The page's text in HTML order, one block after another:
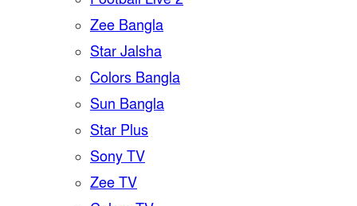
Zee Bangla
Star Jalsha
Colors Bangla
Sun Bangla
Star Plus
Sony TV
Zee TV